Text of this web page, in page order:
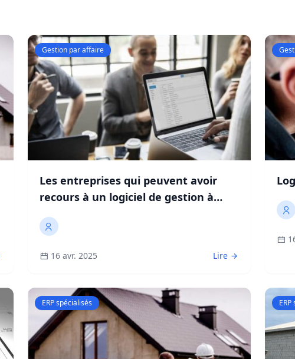
Gestion par affaire
Les entreprises qui peuvent avoir
recours à un logiciel de gestion à
l’affaire
16 avr. 2025 Lire
ERP spécialisés